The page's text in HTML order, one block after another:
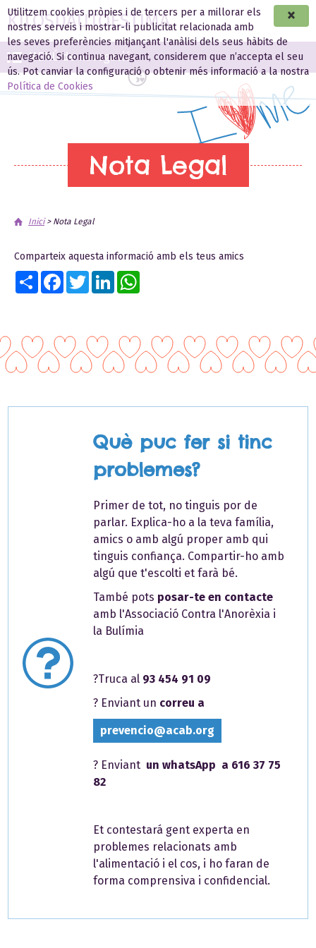
Utilitzem cookies pròpies i de tercers per a millorar els
nostres serveis i mostrar-li publicitat relacionada amb
les seves preferències mitjançant l'anàlisi dels seus hàbits de
navegació. Si continua navegant, considerem que n’accepta el seu
ús. Pot canviar la configuració o obtenir més informació a la nostra
Política de Cookies
KILOSDAUTOESTIMA ES
MENÚ de navegació
Nota Legal
Inici> Nota Legal
Comparteix aquesta informació amb els teus amics
ShareFacebook
TwitterLinkedIn
Què puc fer si tinc
problemes?
Primer de tot, no tinguis por de
parlar. Explica-ho a la teva família,
amics o amb algú proper amb qui
tinguis confiança. Compartir-ho amb
algú que t'escolti et farà bé.
També pots posar-te en contacte
amb l'Associació Contra l'Anorèxia i
la Bulímia
?Truca al 93 454 91 09
? Enviant un correu a
prevencio@acab.org
? Enviant un whatsApp a 616 37 75
82
Et contestará gent experta en
problemes relacionats amb
l'alimentació i el cos, i ho faran de
forma comprensiva i confidencial.